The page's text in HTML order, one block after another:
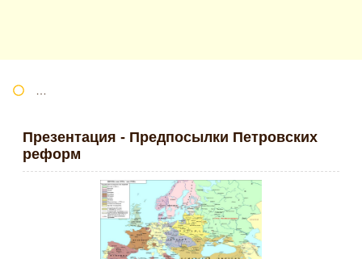
Презентация - Предпосылки Петровских
реформ